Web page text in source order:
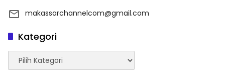
makassarchannelcom@gmail.com
Kategori
Kategori